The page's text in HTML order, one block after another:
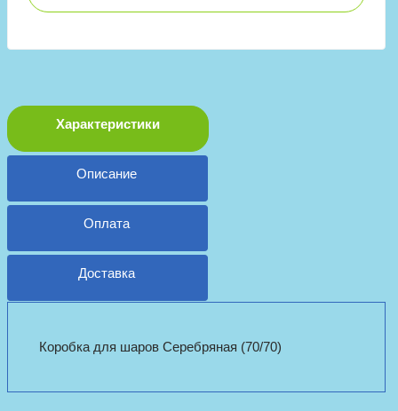
Характеристики
Описание
Оплата
Доставка
Коробка для шаров Серебряная (70/70)